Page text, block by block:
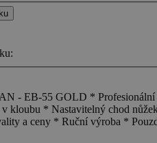
- EB-55 GOLD * Profesionální
kloubu * Nastavitelný chod
a ceny * Ruční výroba *